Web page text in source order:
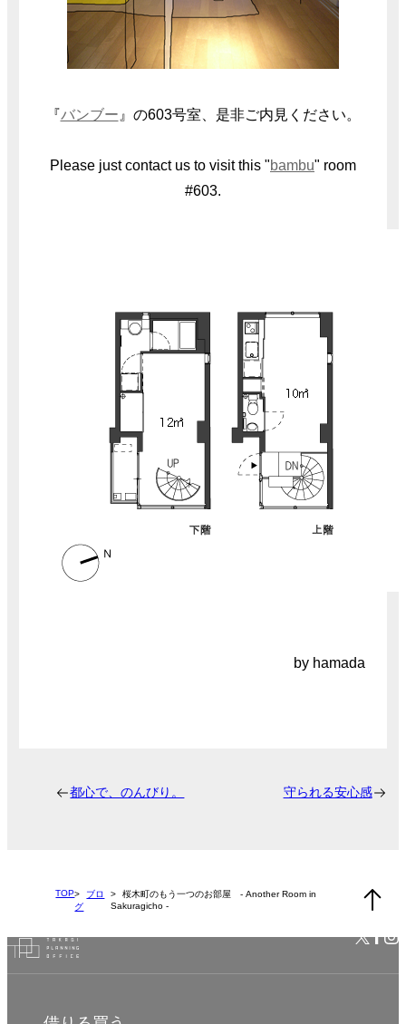
『バンブー 』の603号室、是非ご内見ください。
Please just contact us to visit this "bambu" room
#603.
by hamada
都心で、のんびり。 守られる安心感
TOP
ブロ
グ
桜木町のもう一つのお部屋 - Another Room in
Sakuragicho -